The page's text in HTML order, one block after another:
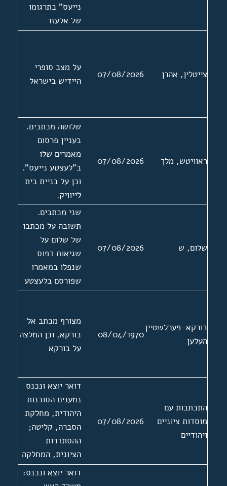
נייעס" בתרגומו
של אלעזר
רובינשטיין.
פשוט", "די מעשה
צייטלין, אהרן 07/08/2026
על מצב סופרי
היידיש בישראל
ראוויטש, מלך 07/08/2026
שלושה מכתבים.
בעניין פרסום
מאמרים שלו
ב"לעצטע נייעס".
וכן על בניית בית
לייוויק.
שלום, ש 07/08/2026
שני מכתבים.
תשובה על מכתבו
של שלום על
שגיאות דפוס
שנפלו במאמרו
שפורסם בלעצטע
נייעס
בורקא-פערלשטיין
העלען
08/04/1970
מצורף מכתב אל
בורקא, וכן המלצה
על בורקא
התכתבות עם
מוסדות ציוניים
ויהודיים
07/08/2026
דואר יוצא ונכנס
נמענים הסוכנות
היהודית, מחלקת
הסברה, קליטה;
ההסתדרות
הציונית, המחלקה
המדינת של הוועד
הפועל; הנוגרס
דואר יוצא ונכנס: